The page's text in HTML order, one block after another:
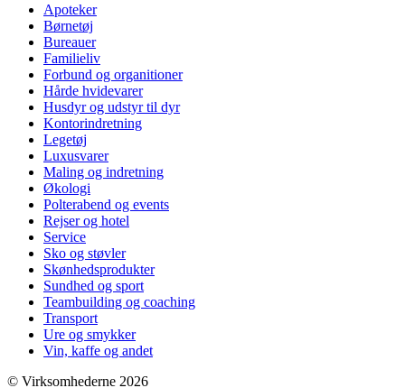
Apoteker
Børnetøj
Bureauer
Familieliv
Forbund og organitioner
Hårde hvidevarer
Husdyr og udstyr til dyr
Kontorindretning
Legetøj
Luxusvarer
Maling og indretning
Økologi
Polterabend og events
Rejser og hotel
Service
Sko og støvler
Skønhedsprodukter
Sundhed og sport
Teambuilding og coaching
Transport
Ure og smykker
Vin, kaffe og andet
© Virksomhederne 2026